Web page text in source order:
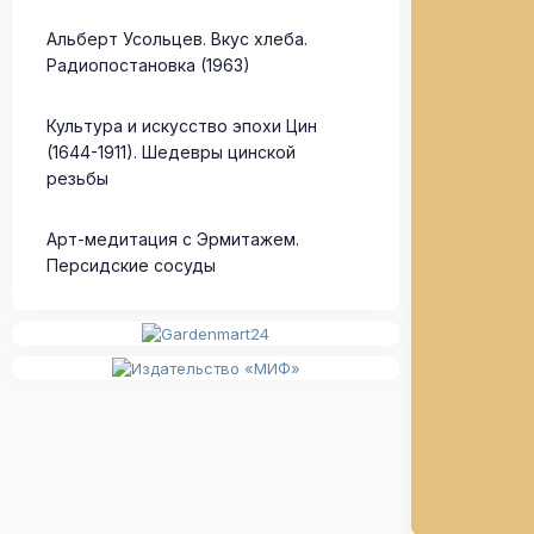
Альберт Усольцев. Вкус хлеба.
Радиопостановка (1963)
Культура и искусство эпохи Цин
(1644-1911). Шедевры цинской
резьбы
Арт-медитация с Эрмитажем.
Персидские сосуды